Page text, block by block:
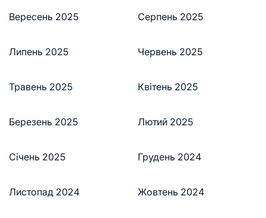
Вересень 2025 Серпень 2025
Липень 2025 Червень 2025
Травень 2025 Квітень 2025
Березень 2025 Лютий 2025
Січень 2025 Грудень 2024
Листопад 2024 Жовтень 2024